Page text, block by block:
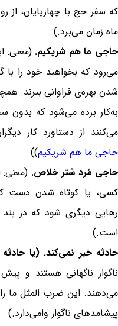
که سفر حج با چهارپایان،
ماه زمان می‌برد.)
حاجی ما هم شریکیم. (معنی:
می‌رود که بخواهند خود را
شدن بهره‌ی فراوانی ببرند.
به‌کار برده می‌شود که
می‌کنند از دستاورد کار
حاجی ما هم شریکیم))
حاجی مُرد شتر خلاص. (معنی:
کسی، یا کوتاه شدن دست
رهایی دیگری شود که در بند
است.)
حادثه خبر نمی‌کند. (یا
ناگوار ناگهانی هستند و
می‌دهند. این ضرب المثل ما
پیشامدهای ناگوار وامی‌دارد.)